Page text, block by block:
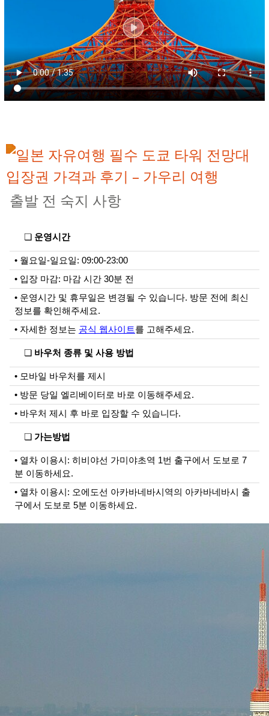
출발 전 숙지 사항
❏ 운영시간
• 월요일-일요일: 09:00-23:00
• 입장 마감: 마감 시간 30분 전
• 운영시간 및 휴무일은 변경될 수 있습니다. 방문 전에 최신
정보를 확인해주세요.
• 자세한 정보는 공식 웹사이트를 고해주세요.
❏ 바우처 종류 및 사용 방법
• 모바일 바우처를 제시
• 방문 당일 엘리베이터로 바로 이동해주세요.
• 바우처 제시 후 바로 입장할 수 있습니다.
❏ 가는방법
• 열차 이용시: 히비야선 가미야초역 1번 출구에서 도보로 7
분 이동하세요.
• 열차 이용시: 오에도선 아카바네바시역의 아카바네바시 출
구에서 도보로 5분 이동하세요.